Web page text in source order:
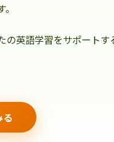
の英語学習をサポートす